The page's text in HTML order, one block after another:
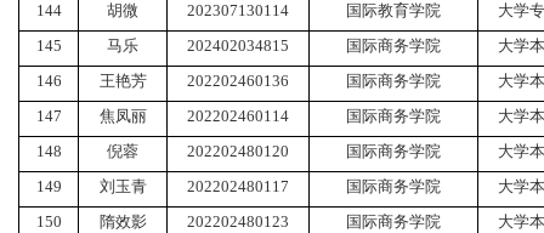
144
胡微 202307130114 国际教育学院
大学
145
马乐 202402034815 国际商务学院
大学
146
王艳芳 202202460136 国际商务学院
大学
147
焦凤丽 202202460114 国际商务学院
大学
148
倪蓉 202202480120 国际商务学院
大学
149
刘玉青 202202480117 国际商务学院
大学
150
隋效影 202202480123 国际商务学院
大学